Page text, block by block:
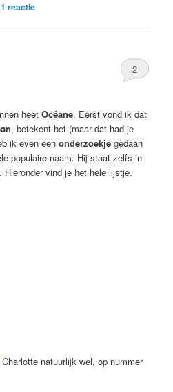
1 reactie
2
heet Océane. Eerst vond ik dat
, betekent het (maar dat had je
ik even eenonderzoekje gedaan
populaire naam. Hij staat zelfs in
Hieronder vind je het hele lijstje.
Charlotte natuurlijk wel, op nummer